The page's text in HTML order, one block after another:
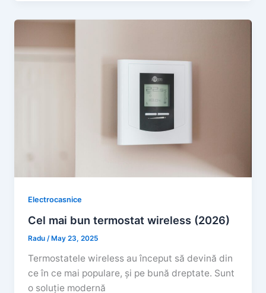
Electrocasnice
Cel mai bun termostat wireless (2026)
Radu/ May 23, 2025
Termostatele wireless au început să devină din
ce în ce mai populare, și pe bună dreptate. Sunt
o soluție modernă